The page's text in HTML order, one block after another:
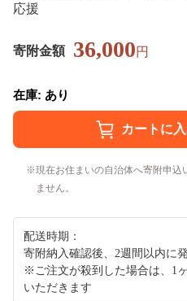
応援
寄附金額 36,000円
在庫: あり
現在お住まいの自治体へ寄附申
ません。
配送時期：
寄附納入確認後、2週間以内に
※ご注文が殺到した場合は、1
いただきます